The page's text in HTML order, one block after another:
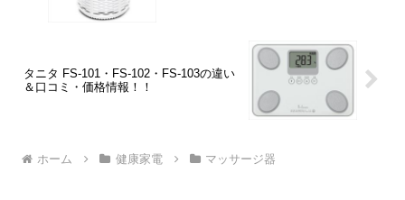
タニタ FS-101・FS-102・FS-103の違い
＆口コミ・価格情報！！
ホーム 健康家電 マッサージ器